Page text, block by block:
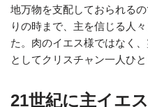
地万物を支配しておられる
りの時まで、主を信じる人
た。肉のイエス様ではなく
としてクリスチャン一人ひ
21世紀に主イエ